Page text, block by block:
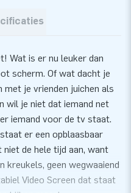
Wat is er nu leuker dan
scherm. Of wat dacht je
je vrienden juichen als
wil je niet dat iemand net
iemand voor de tv staat.
er een opblaasbaar
de hele tijd aan, want
kreukels, geen wegwaaiend
Video Screen dat staat